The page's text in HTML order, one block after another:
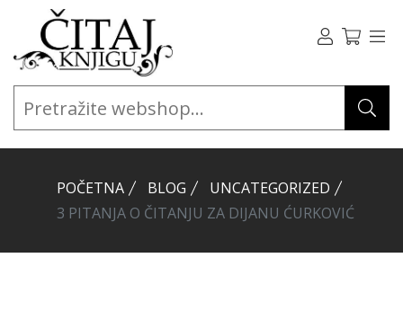
POČETNA BLOG
UNCATEGORIZED
3 PITANJA O ČITANJU ZA DIJANU ĆURKOVIĆ